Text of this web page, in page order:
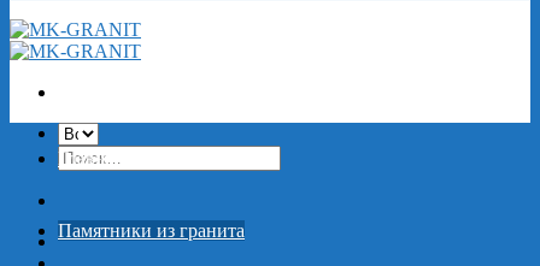
Искать:
Главная
Памятники из гранита